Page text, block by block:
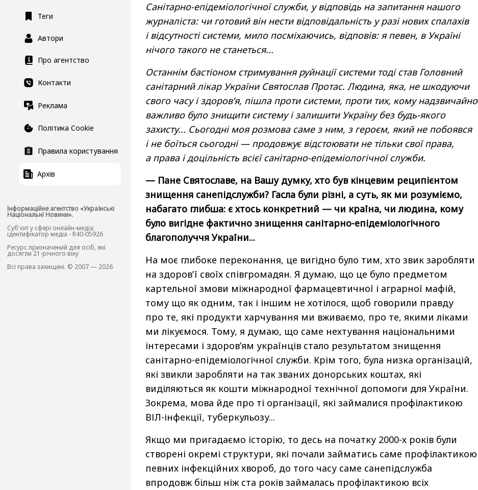
Теги
Автори
Про агентство
Контакти
Реклама
Політика Cookie
Правила користування
Архів
Інформаційне агентство «Українські
Національні Новини».
Cуб'єкт у сфері онлайн-медіа;
ідентифікатор медіа - R40-05926
Ресурс призначений для осіб, які
досягли 21-річного віку
Всі права захищені. © 2007 — 2026
Санітарно-епідеміологічної служби, у відповідь на запитання нашого
журналіста: чи готовий він нести відповідальність у разі нових спалахів
і відсутності системи, мило посміхаючись, відповів: я певен, в Україні
нічого такого не станеться...
Останнім бастіоном стримування руйнації системи тоді став Головний
санітарний лікар України Святослав Протас. Людина, яка, не шкодуючи
свого часу і здоров’я, пішла проти системи, проти тих, кому надзвичайно
важливо було знищити систему і залишити Україну без будь-якого
захисту... Сьогодні моя розмова саме з ним, з героєм, який не побоявся
і не боїться сьогодні — продовжує відстоювати не тільки свої права,
а права і доцільність всієї санітарно-епідеміологічної служби.
— Пане Святославе, на Вашу думку, хто був кінцевим реципієнтом
знищення санепідслужби? Гасла були різні, а суть, як ми розуміємо,
набагато глибша: є хтось конкретний — чи країна, чи людина, кому
було вигідне фактично знищення санітарно-епідеміологічного
благополуччя України...
На моє глибоке переконання, це вигідно було тим, хто звик заробляти
на здоров’ї своїх співгромадян. Я думаю, що це було предметом
картельної змови міжнародної фармацевтичної і аграрної мафій,
тому що як одним, так і іншим не хотілося, щоб говорили правду
про те, які продукти харчування ми вживаємо, про те, якими ліками
ми лікуємося. Тому, я думаю, що саме нехтування національними
інтересами і здоров’ям українців стало результатом знищення
санітарно-епідеміологічної служби. Крім того, була низка організацій,
які звикли заробляти на так званих донорських коштах, які
виділяються як кошти міжнародної технічної допомоги для України.
Зокрема, мова йде про ті організації, які займалися профілактикою
ВІЛ-інфекції, туберкульозу...
Якщо ми пригадаємо історію, то десь на початку 2000-х років були
створені окремі структури, які почали займатись саме профілактикою
певних інфекційних хвороб, до того часу саме санепідслужба
впродовж більш ніж ста років займалась профілактикою всіх